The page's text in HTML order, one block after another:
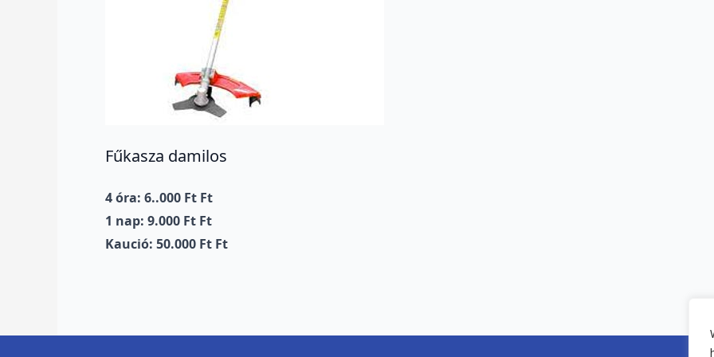
Fűkasza damilos
4 óra: 6..000 Ft Ft
1 nap: 9.000 Ft Ft
Kaució: 50.000 Ft Ft